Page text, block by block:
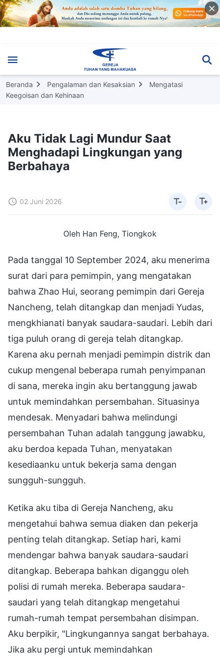
Beranda Pengalaman dan Kesaksian
Mengatasi
Keegoisan dan Kehinaan
Aku Tidak Lagi Mundur Saat
Menghadapi Lingkungan yang
Berbahaya
02 Juni 2026
Oleh Han Feng, Tiongkok
Pada tanggal 10 September 2024, aku menerima
surat dari para pemimpin, yang mengatakan
bahwa Zhao Hui, seorang pemimpin dari Gereja
Nancheng, telah ditangkap dan menjadi Yudas,
mengkhianati banyak saudara-saudari. Lebih dari
tiga puluh orang di gereja telah ditangkap.
Karena aku pernah menjadi pemimpin distrik dan
cukup mengenal beberapa rumah penyimpanan
di sana, mereka ingin aku bertanggung jawab
untuk memindahkan persembahan. Situasinya
mendesak. Menyadari bahwa melindungi
persembahan Tuhan adalah tanggung jawabku,
aku berdoa kepada Tuhan, menyatakan
kesediaanku untuk bekerja sama dengan
sungguh-sungguh.
Ketika aku tiba di Gereja Nancheng, aku
mengetahui bahwa semua diaken dan pekerja
penting telah ditangkap. Setiap hari, kami
mendengar bahwa banyak saudara-saudari
ditangkap. Beberapa bahkan diganggu oleh
polisi di rumah mereka. Beberapa saudara-
saudari yang telah ditangkap mengetahui
rumah-rumah tempat persembahan disimpan.
Aku berpikir, "Lingkungannya sangat berbahaya.
Jika aku pergi untuk memindahkan